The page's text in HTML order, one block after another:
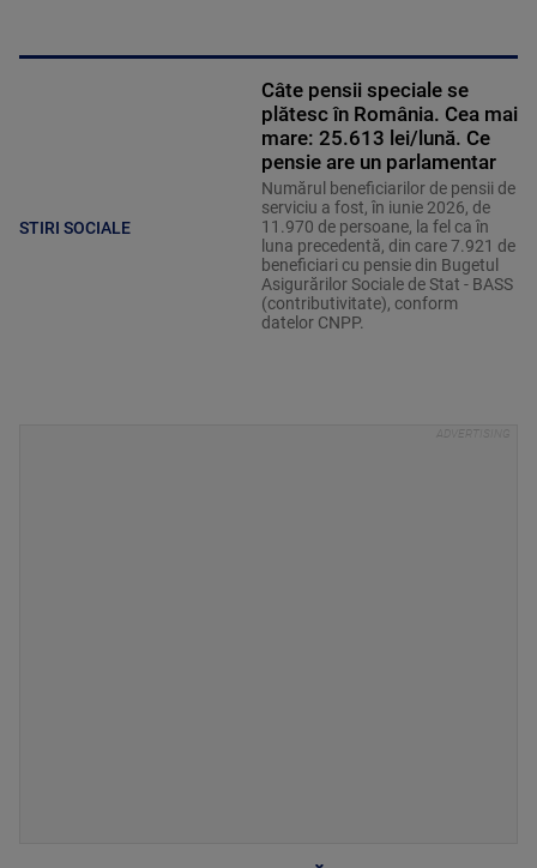
STIRI SOCIALE
Câte pensii speciale se
plătesc în România. Cea mai
mare: 25.613 lei/lună. Ce
pensie are un parlamentar
Numărul beneficiarilor de pensii de
serviciu a fost, în iunie 2026, de
11.970 de persoane, la fel ca în
luna precedentă, din care 7.921 de
beneficiari cu pensie din Bugetul
Asigurărilor Sociale de Stat - BASS
(contributivitate), conform
datelor CNPP.